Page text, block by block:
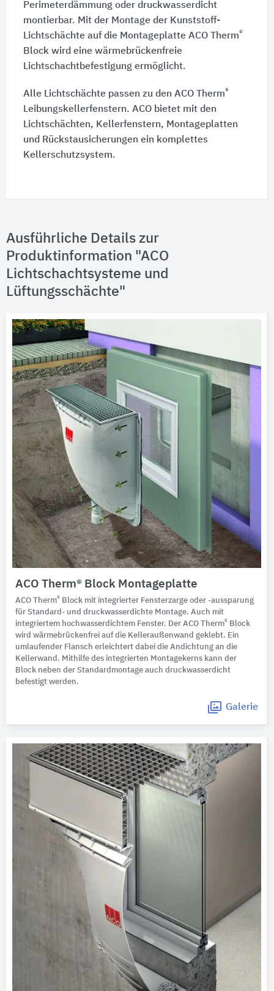
Perimeterdämmung oder druckwasserdicht
montierbar. Mit der Montage der Kunststoff-
Lichtschächte auf die Montageplatte ACO Therm®
Block wird eine wärmebrückenfreie
Lichtschachtbefestigung ermöglicht.
Alle Lichtschächte passen zu den ACO Therm®
Leibungskellerfenstern. ACO bietet mit den
Lichtschächten, Kellerfenstern, Montageplatten
und Rückstausicherungen ein komplettes
Kellerschutzsystem.
Ausführliche Details zur
Produktinformation "ACO
Lichtschachtsysteme und
Lüftungsschächte"
ACO Therm® Block Montageplatte
ACO Therm® Block mit integrierter Fensterzarge oder -aussparung
für Standard- und druckwasserdichte Montage. Auch mit
integriertem hochwasserdichtem Fenster. Der ACO Therm® Block
wird wärmebrückenfrei auf die Kelleraußenwand geklebt. Ein
umlaufender Flansch erleichtert dabei die Andichtung an die
Kellerwand. Mithilfe des integrierten Montagekerns kann der
Block neben der Standardmontage auch druckwasserdicht
befestigt werden.
Galerie